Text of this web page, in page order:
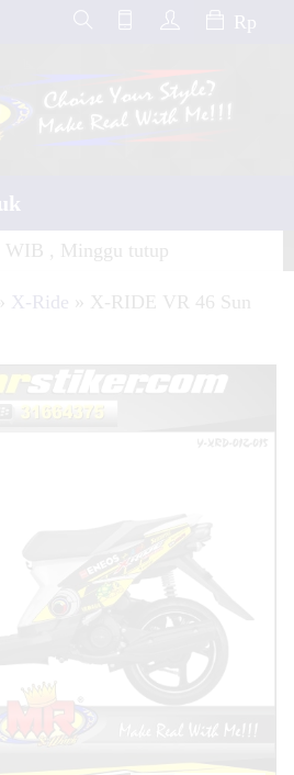
Rp
WIB , Minggu tutup
» X-Ride » X-RIDE VR 46 Sun